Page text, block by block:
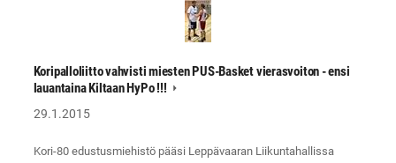
Koripalloliitto vahvisti miesten PUS-Basket vierasvoiton - ensi
lauantaina Kiltaan HyPo !!!
29.1.2015
Kori-80 edustusmiehistö pääsi Leppävaaran Liikuntahallissa